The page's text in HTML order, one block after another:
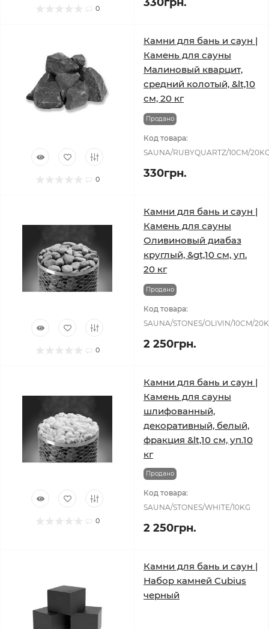
0
0
Камни для бань и саун |
Камень для сауны
Малиновый кварцит,
средний колотый, &lt,10
см, 20 кг
Продано
Код товара:
SAUNA/RUBYQUARTZ/10CM/
330грн.
0
Камни для бань и саун |
Камень для сауны
Оливиновый диабаз
круглый, &gt,10 см, уп.
20 кг
Продано
Код товара:
SAUNA/STONES/OLIVIN/10CM/
2 250грн.
0
Камни для бань и саун |
Камень для сауны
шлифованный,
декоративный, белый,
фракция &lt,10 см, уп.10
кг
Продано
Код товара:
SAUNA/STONES/WHITE/10KG
2 250грн.
Камни для бань и саун |
Набор камней Cubius
черный